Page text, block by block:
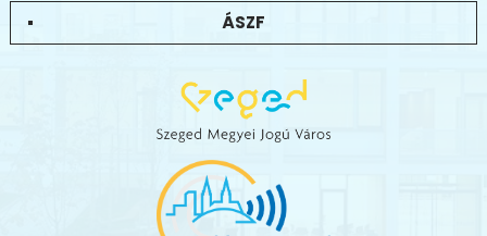
ÁSZF